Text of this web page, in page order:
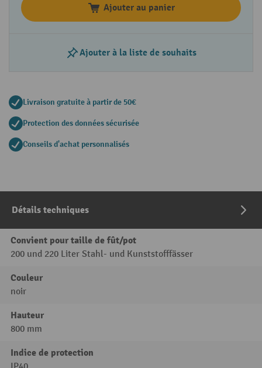
Ajouter au panier
Ajouter à la liste de souhaits
Livraison gratuite à partir de 50€
Protection des données sécurisée
Conseils d'achat personnalisés
Détails techniques
Convient pour taille de fût/pot
200 und 220 Liter Stahl- und Kunststofffässer
Couleur
noir
Hauteur
800 mm
Indice de protection